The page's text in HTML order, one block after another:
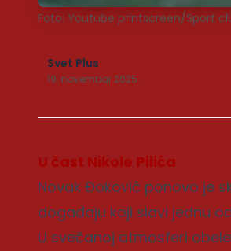
Foto: Youtube printscreen/Sport
Svet Plus
19. novembar 2025.
U čast Nikole Pilića
Novak Đoković ponovo je
događaju koji slavi jednu
U svečanoj atmosferi